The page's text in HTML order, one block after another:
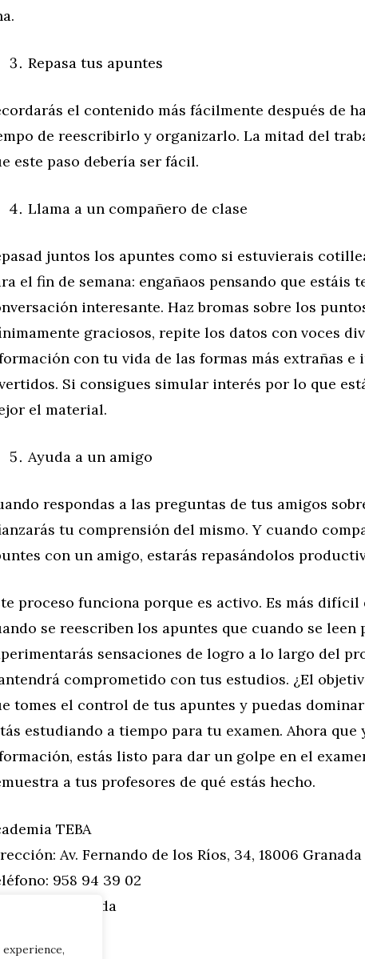
Repasa tus apuntes
el contenido más fácilmente después de
de reescribirlo y organizarlo. La mitad del
este paso debería ser fácil.
Llama a un compañero de clase
juntos los apuntes como si estuvierais
el fin de semana: engañaos pensando que estáis
interesante. Haz bromas sobre los
graciosos, repite los datos con voces
con tu vida de las formas más extrañas e
Si consigues simular interés por lo que
el material.
Ayuda a un amigo
respondas a las preguntas de tus amigos
tu comprensión del mismo. Y cuando
con un amigo, estarás repasándolos
proceso funciona porque es activo. Es más
se reescriben los apuntes que cuando se leen
sensaciones de logro a lo largo del
comprometido con tus estudios. ¿El
tomes el control de tus apuntes y puedas
estudiando a tiempo para tu examen. Ahora que
estás listo para dar un golpe en el
a tus profesores de qué estás hecho.
TEBA
Av. Fernando de los Ríos, 34, 18006 Granada
958 94 39 02
Granada
Categorías
General